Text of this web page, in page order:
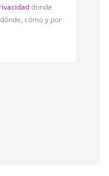
donde
cómo y por